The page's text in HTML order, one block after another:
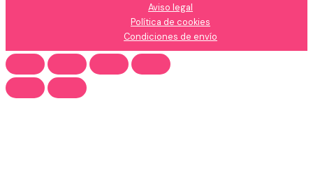
Aviso legal
Política de cookies
Condiciones de envío